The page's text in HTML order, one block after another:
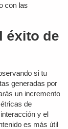
con las
éxito de
si tu
generadas por
un incremento
de
y el
es más útil